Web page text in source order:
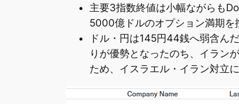
主要3指数終値は小幅ながらも
5000億ドルのオプション満期を
ドル・円は145円44銭へ弱含ん
りが優勢となったのち、イラン
ため、イスラエル・イラン対立